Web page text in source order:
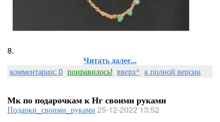
8.
Читать далее...
комментарии: 0 понравилось! вверх^ к полной версии
Мк по подарочкам к Нг своими руками
Подарки_своими_руками 25-12-2022 13:52